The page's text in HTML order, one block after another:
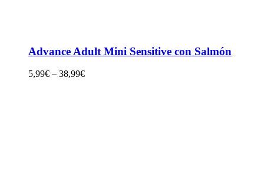
Advance Adult Mini Sensitive con Salmón
5,99€ – 38,99€